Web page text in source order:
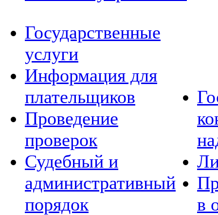
Государственные
услуги
Информация для
плательщиков
Проведение
проверок
Судебный и
административный
порядок
в